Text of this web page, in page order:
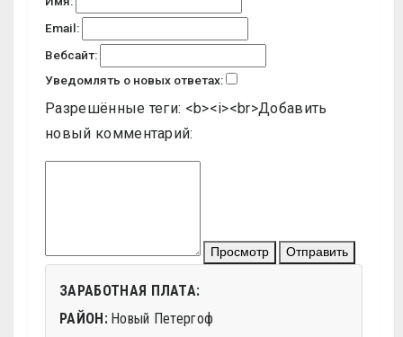
Email:
Вебсайт:
Уведомлять о новых ответах:
Разрешённые теги: <b><i><br>Добавить
новый комментарий:
Просмотр Отправить
ЗАРАБОТНАЯ ПЛАТА:
РАЙОН: Новый Петергоф